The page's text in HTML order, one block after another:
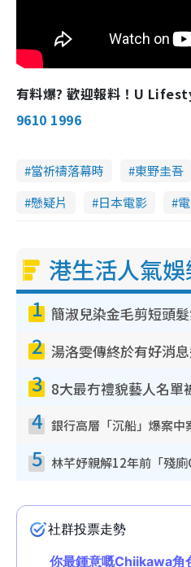
有料爆? 歡迎報料！U
9610 1996
當祈禱落幕時 東野圭吾
懸疑片
日本電影
港生活人氣
1
2
3
4
5